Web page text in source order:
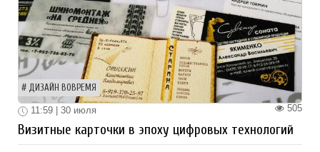
ДИЗАЙН ВОВРЕМЯ
505
11:59 | 30 июля
Визитные карточки в эпоху цифровых технологий